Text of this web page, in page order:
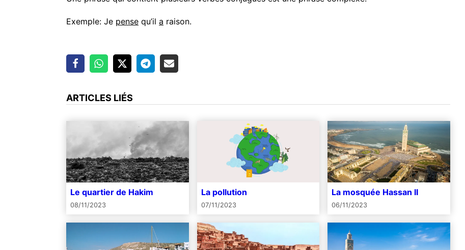
Exemple: Je pense qu’il a raison.
ARTICLES LIÉS
Le quartier de Hakim
08/11/2023
La pollution
07/11/2023
La mosquée Hassan II
06/11/2023